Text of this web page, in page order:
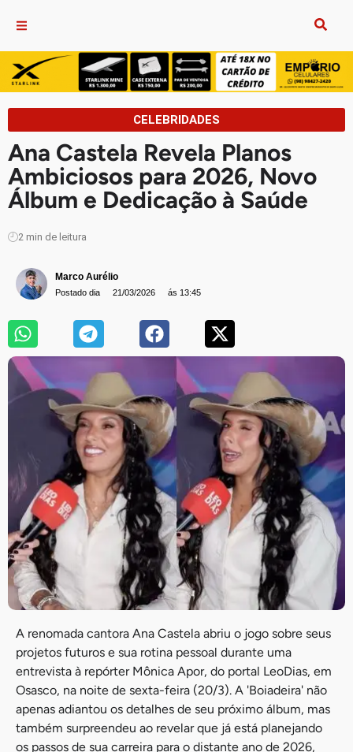
CELEBRIDADES
Ana Castela Revela Planos
Ambiciosos para 2026, Novo
Álbum e Dedicação à Saúde
2 min de leitura
Marco Aurélio
Postado dia 21/03/2026 ás 13:45
A renomada cantora Ana Castela abriu o jogo sobre seus
projetos futuros e sua rotina pessoal durante uma
entrevista à repórter Mônica Apor, do portal LeoDias, em
Osasco, na noite de sexta-feira (20/3). A 'Boiadeira' não
apenas adiantou os detalhes de seu próximo álbum, mas
também surpreendeu ao revelar que já está planejando
os passos de sua carreira para o distante ano de 2026,